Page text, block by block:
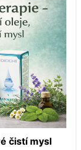
čistí mysl